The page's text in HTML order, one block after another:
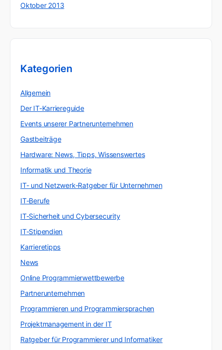
Oktober 2013
Kategorien
Allgemein
Der IT-Karriereguide
Events unserer Partnerunternehmen
Gastbeiträge
Hardware: News, Tipps, Wissenswertes
Informatik und Theorie
IT- und Netzwerk-Ratgeber für Unternehmen
IT-Berufe
IT-Sicherheit und Cybersecurity
IT-Stipendien
Karrieretipps
News
Online Programmierwettbewerbe
Partnerunternehmen
Programmieren und Programmiersprachen
Projektmanagement in der IT
Ratgeber für Programmierer und Informatiker